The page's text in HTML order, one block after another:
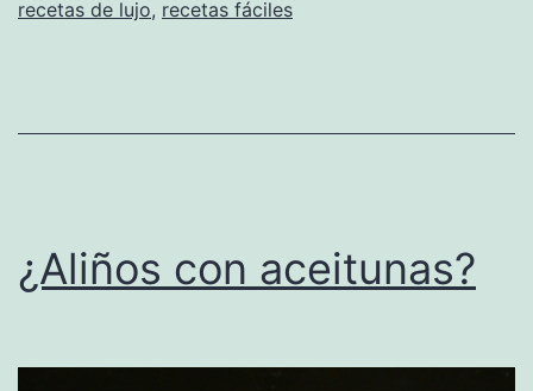
recetas de lujo, recetas fáciles
¿Aliños con aceitunas?